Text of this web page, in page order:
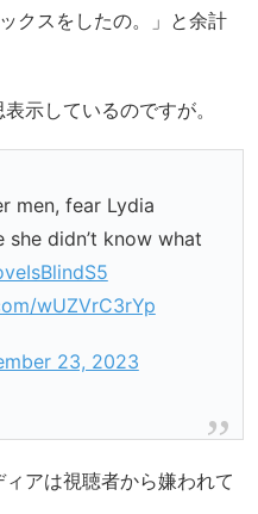
クスをしたの。」と余計
示しているのですが。
men, fear Lydia
she didn’t know what
wUZVrC3rYp
23, 2023
アは視聴者から嫌われて